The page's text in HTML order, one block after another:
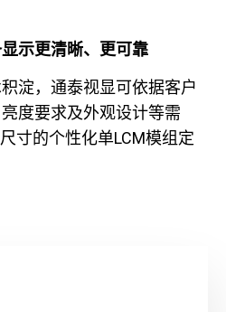
示更清晰、更可靠
淀，通泰视显可依据客户
度要求及外观设计等需
寸的个性化单LCM模组定